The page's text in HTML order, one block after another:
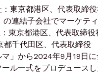
東京都港区、代表取締
連結子会社でマーケテ
東京都港区、代表取締
都千代田区、代表取締
」から2024年9月19日
ル一式をプロデュース